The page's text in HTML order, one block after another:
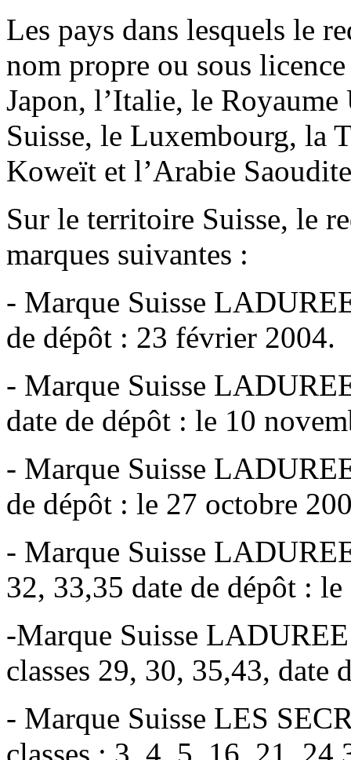
Les pays dans lesquels le
nom propre ou sous
Japon, l’Italie, le
Suisse, le Luxembourg, la
Koweït et l’Arabie
Sur le territoire Suisse, le
marques suivantes :
- Marque Suisse
de dépôt : 23 février 2004.
- Marque Suisse
date de dépôt : le 10
- Marque Suisse
de dépôt : le 27 octobre
- Marque Suisse
32, 33,35 date de dépôt :
-Marque Suisse
classes 29, 30, 35,43, date
- Marque Suisse LES